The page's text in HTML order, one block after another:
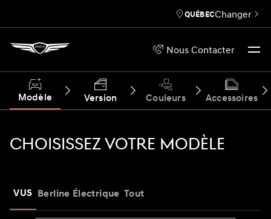
Nous Contacter
QUÉBECChanger
Modèle Version Couleurs Accessoires
CHOISISSEZ VOTRE MODÈLE
VUS Berline Électrique Tout